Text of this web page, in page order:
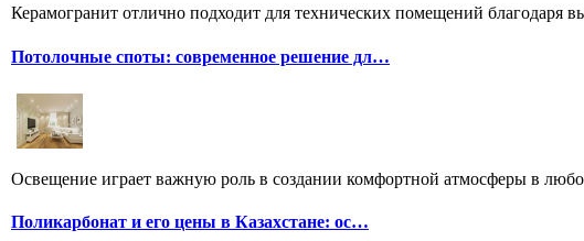
Керамогранит отлично подходит для технических помещений благодаря
Потолочные споты: современное решение дл…
Освещение играет важную роль в создании комфортной атмосферы в
Поликарбонат и его цены в Казахстане: ос…